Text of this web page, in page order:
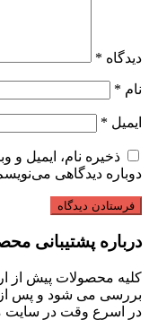
دیدگاه *
نام *
ایمیل *
ذخیره نام، ایمیل
دوباره دیدگاهی
درباره پشتیبانی
کلیه محصولات پیش
بررسی می شود و پس از
در اسرع وقت در سایت